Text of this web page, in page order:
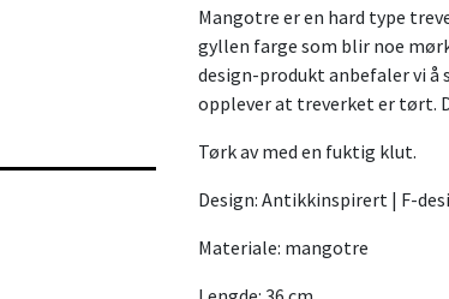
Mangotre er en hard type
gyllen farge som blir noe
design-produkt anbefaler vi
opplever at treverket er tørt.
Tørk av med en fuktig klut.
Design: Antikkinspirert | F-
Materiale: mangotre